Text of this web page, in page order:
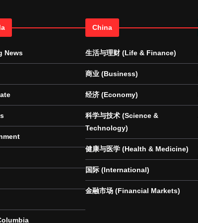
News
China
生活与理财 (Life & Finance)
商业 (Business)
经济 (Economy)
科学与技术 (Science &
Technology)
健康与医学 (Health & Medicine)
国际 (International)
金融市场 (Financial Markets)